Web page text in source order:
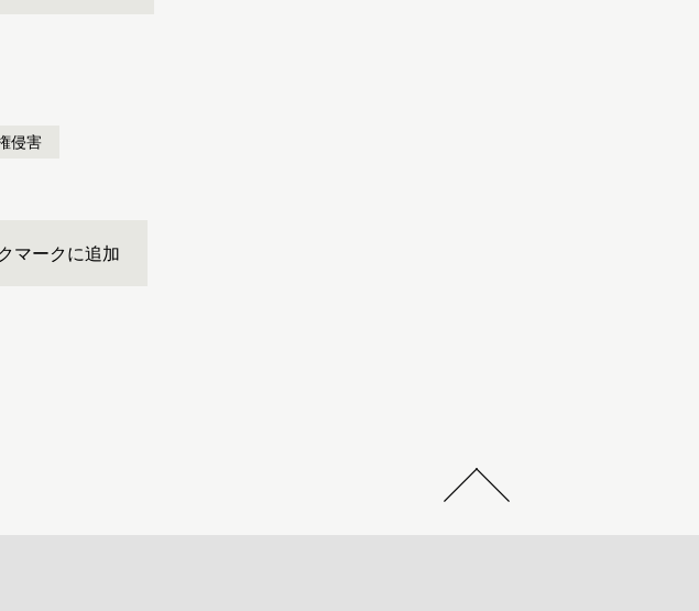
侵害
マークに追加